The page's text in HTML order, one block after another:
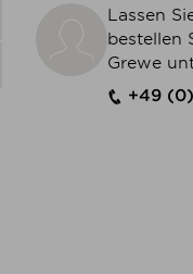
Lassen
bestellen
Grewe
+49